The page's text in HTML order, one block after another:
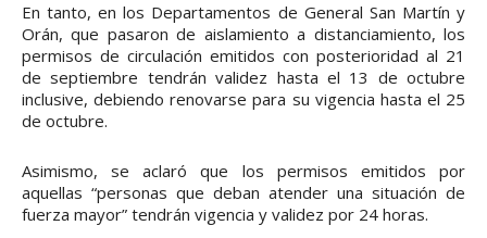
En tanto, en los Departamentos de General San Martín y
Orán, que pasaron de aislamiento a distanciamiento, los
permisos de circulación emitidos con posterioridad al 21
de septiembre tendrán validez hasta el 13 de octubre
inclusive, debiendo renovarse para su vigencia hasta el 25
de octubre.
Asimismo, se aclaró que los permisos emitidos por
aquellas “personas que deban atender una situación de
fuerza mayor” tendrán vigencia y validez por 24 horas.